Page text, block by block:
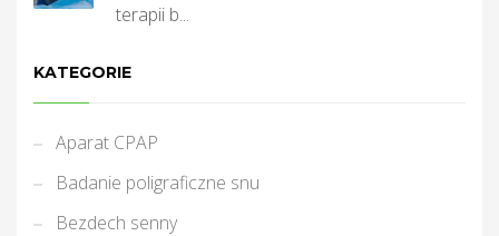
terapii b...
KATEGORIE
Aparat CPAP
Badanie poligraficzne snu
Bezdech senny